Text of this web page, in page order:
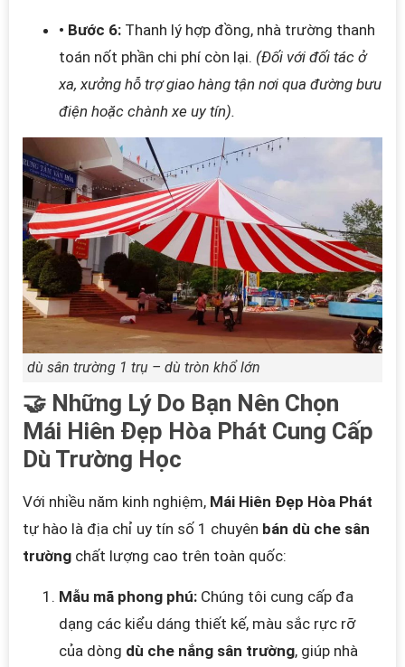
• Bước 6: Thanh lý hợp đồng, nhà trường thanh
toán nốt phần chi phí còn lại. (Đối với đối tác ở
xa, xưởng hỗ trợ giao hàng tận nơi qua đường bưu
điện hoặc chành xe uy tín).
dù sân trường 1 trụ – dù tròn khổ lớn
🤝 Những Lý Do Bạn Nên Chọn
Mái Hiên Đẹp Hòa Phát Cung Cấp
Dù Trường Học
Với nhiều năm kinh nghiệm, Mái Hiên Đẹp Hòa Phát
tự hào là địa chỉ uy tín số 1 chuyên bán dù che sân
trường chất lượng cao trên toàn quốc:
Mẫu mã phong phú: Chúng tôi cung cấp đa
dạng các kiểu dáng thiết kế, màu sắc rực rỡ
của dòng dù che nắng sân trường, giúp nhà